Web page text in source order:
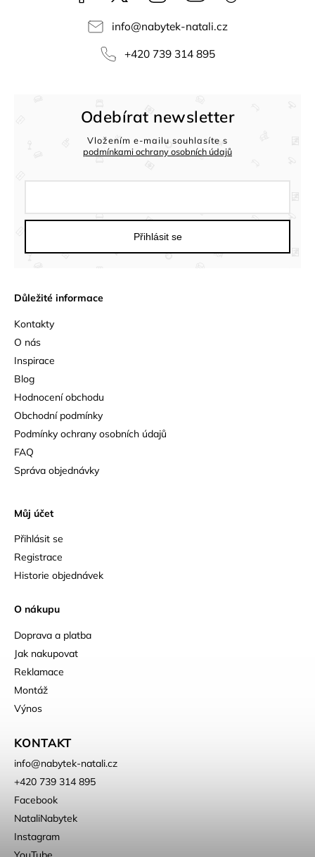
info@nabytek-natali.cz
+420 739 314 895
Důležité informace
Kontakty
O nás
Inspirace
Blog
Hodnocení obchodu
Obchodní podmínky
Podmínky ochrany osobních údajů
FAQ
Správa objednávky
Můj účet
Přihlásit se
Registrace
Historie objednávek
O nákupu
Doprava a platba
Jak nakupovat
Reklamace
Montáž
Výnos
KONTAKT
info@nabytek-natali.cz
+420 739 314 895
Facebook
NataliNabytek
Instagram
Odebírat newsletter
Vložením e-mailu souhlasíte s
podmínkami ochrany osobních údajů
Přihlásit se